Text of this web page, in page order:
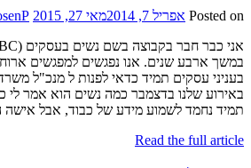
Posted on אפריל 7, 2014 מאי 27, 2015
במשך ארבע שנים. אנו נפגשים למפגשים
בעניני עסקים תמיד כדאי לפנות ל מנכ"ל
באירוע שלנו בדצמבר כמה נשים הוא אמר לי
תמיד נחמד לשמוע מידע של כבוד, אבל
Read the full article